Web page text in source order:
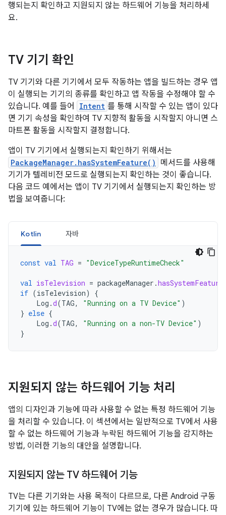
행되는지 확인하고 지원되지 않는 하드웨어 기능을 처리하세
요.
TV 기기 확인
TV 기기와 다른 기기에서 모두 작동하는 앱을 빌드하는 경우 앱
이 실행되는 기기의 종류를 확인하고 앱 작동을 수정해야 할 수
있습니다. 예를 들어
Intent 를 통해 시작할 수 있는 앱이 있다
면 기기 속성을 확인하여 TV 지향적 활동을 시작할지 아니면 스
마트폰 활동을 시작할지 결정합니다.
앱이 TV 기기에서 실행되는지 확인하기 위해서는
PackageManager.hasSystemFeature()
메서드를 사용해
기기가 텔레비전 모드로 실행되는지 확인하는 것이 좋습니다.
다음 코드 예에서는 앱이 TV 기기에서 실행되는지 확인하는 방
법을 보여줍니다:
Kotlin 자바
const val TAG = "DeviceTypeRuntimeCheck"
val isTelevision = packageManager .hasSystemFeature
if (isTelevision)
{
Log .d(TAG, "Running on a TV Device" )
} else {
Log .d(TAG, "Running on a non-TV Device" )
}
지원되지 않는 하드웨어 기능 처리
앱의 디자인과 기능에 따라 사용할 수 없는 특정 하드웨어 기능
을 처리할 수 있습니다. 이 섹션에서는 일반적으로 TV에서 사용
할 수 없는 하드웨어 기능과 누락된 하드웨어 기능을 감지하는
방법, 이러한 기능의 대안을 설명합니다.
지원되지 않는 TV 하드웨어 기능
TV는 다른 기기와는 사용 목적이 다르므로, 다른 Android 구동
기기에 있는 하드웨어 기능이 TV에는 없는 경우가 많습니다. 따